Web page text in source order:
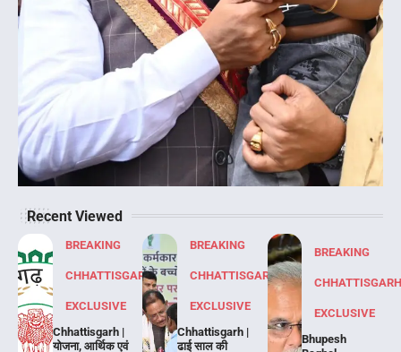
Recent Viewed
BREAKING
CHHATTISGARH
EXCLUSIVE
Chhattisgarh |
योजना, आर्थिक एवं
BREAKING
CHHATTISGARH
EXCLUSIVE
Chhattisgarh |
ढाई साल की
BREAKING
EXCLUSIVE
Bhupesh